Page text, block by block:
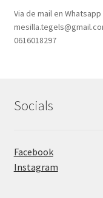
Via de mail en
0616018297
Socials
Facebook
Instagram